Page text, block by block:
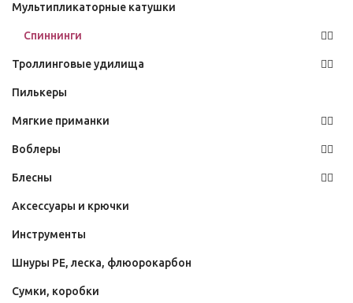
Мультипликаторные катушки
Спиннинги
Троллинговые удилища
Пилькеры
Мягкие приманки
Воблеры
Блесны
Аксессуары и крючки
Инструменты
Шнуры PE, леска, флюорокарбон
Сумки, коробки